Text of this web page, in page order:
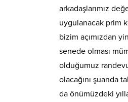
arkadaşlarımız
uygulanacak prim
bizim açımızdan
senede olması
olduğumuz
olacağını şuanda
da önümüzdeki